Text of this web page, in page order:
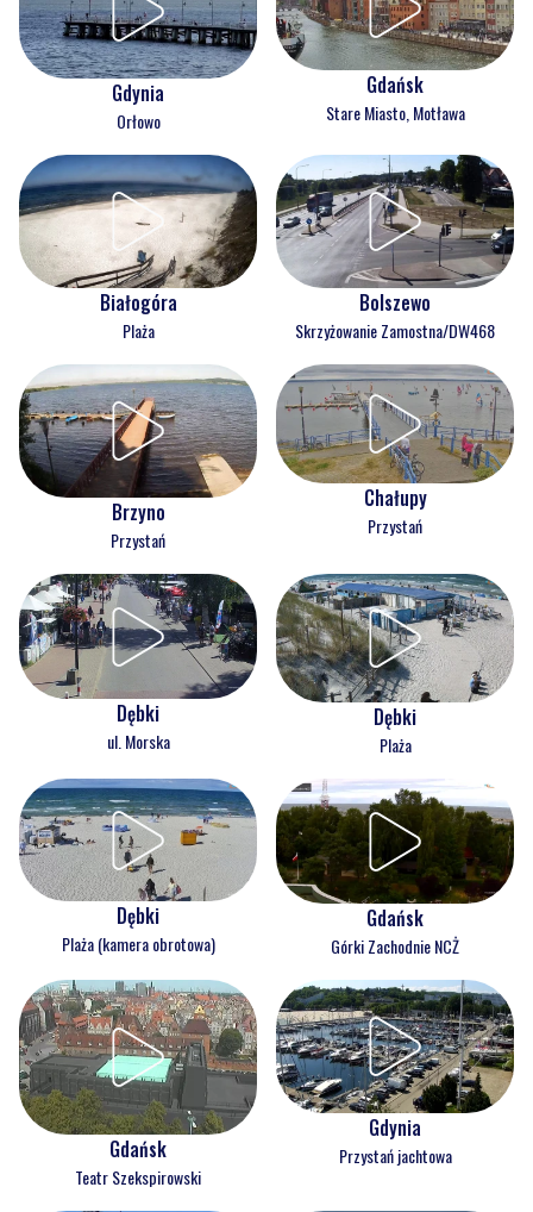
Gdynia
Orłowo
Gdańsk
Stare Miasto, Motława
Białogóra
Plaża
Bolszewo
Skrzyżowanie Zamostna/DW468
Brzyno
Przystań
Chałupy
Przystań
Dębki
ul. Morska
Dębki
Plaża
Dębki
Plaża (kamera obrotowa)
Gdańsk
Górki Zachodnie NCŻ
Gdańsk
Teatr Szekspirowski
Gdynia
Przystań jachtowa